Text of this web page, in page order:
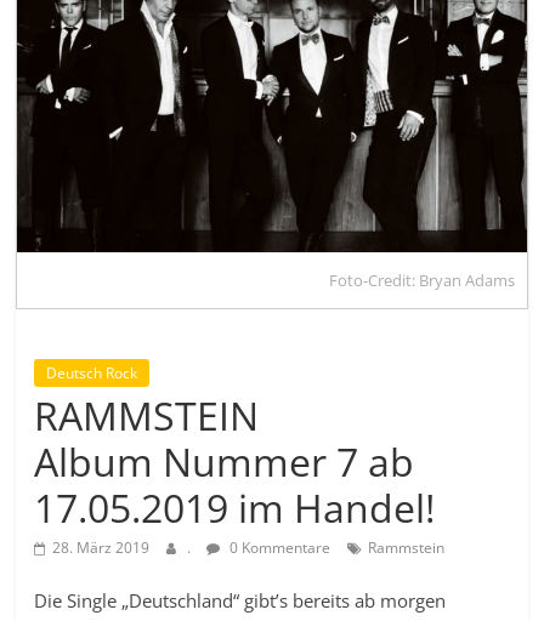
Foto-Credit: Bryan Adams
Deutsch Rock
RAMMSTEIN
Album Nummer 7 ab
17.05.2019 im Handel!
28. März 2019 . 0 Kommentare Rammstein
Die Single „Deutschland“ gibt’s bereits ab morgen